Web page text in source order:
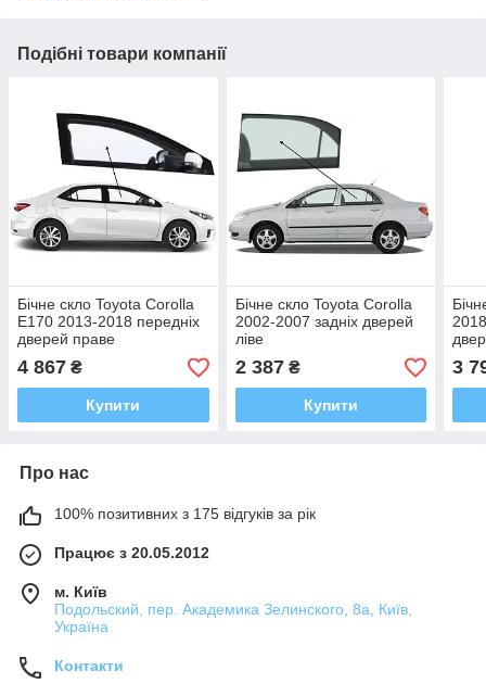
Подібні товари компанії
Бічне скло Toyota Corolla
E170 2013-2018 передніх
дверей праве
4 867 ₴
Купити
Бічне скло Toyota Corolla
2002-2007 задніх дверей
ліве
2 387₴
Купити
3
Про нас
100% позитивних з 175 відгуків за рік
Працює з 20.05.2012
м. Київ
Подольский, пер. Академика Зелинского, 8а, Київ,
Україна
Контакти